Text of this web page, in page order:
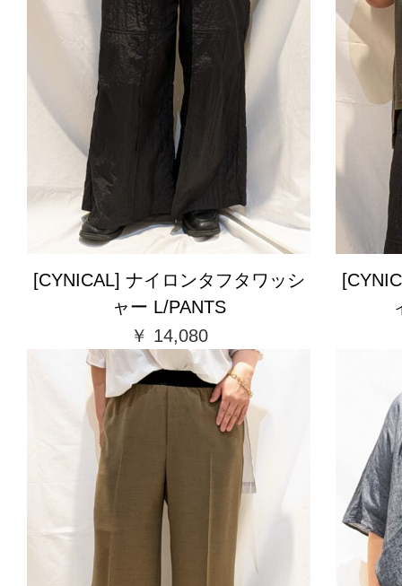
[CYNICAL] ナイロンタフタワッシ
ャー L/PANTS
￥ 14,080